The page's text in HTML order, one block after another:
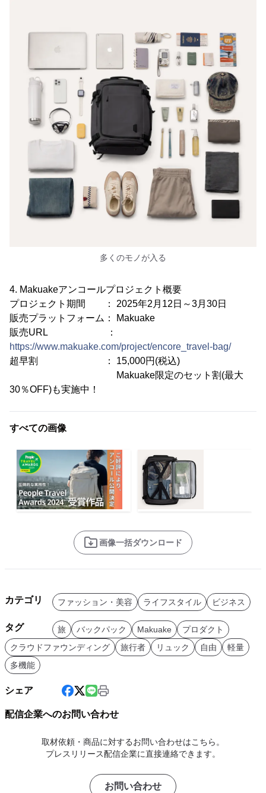
多くのモノが入る
4. Makuakeアンコールプロジェクト概要
プロジェクト期間 ： 2025年2月12日～3月30日
販売プラットフォーム： Makuake
販売URL ：
https://www.makuake.com/project/encore_travel-bag/
超早割 ： 15,000円(税込)
Makuake限定のセット割(最大
30％OFF)も実施中！
すべての画像
画像一括ダウンロード
カテゴリ ファッション・美容 ライフスタイル ビジネス
タグ 旅 バックパック Makuake
プロダクト
クラウドファウンディング
旅行者 リュック 自由
軽量
多機能
シェア
配信企業へのお問い合わせ
取材依頼・商品に対するお問い合わせはこちら。
プレスリリース配信企業に直接連絡できます。
お問い合わせ